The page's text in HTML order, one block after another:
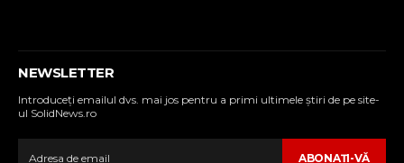
NEWSLETTER
Introduceţi emailul dvs. mai jos pentru a primi ultimele ştiri de pe site-
ul SolidNews.ro
ABONAŢI-VĂ